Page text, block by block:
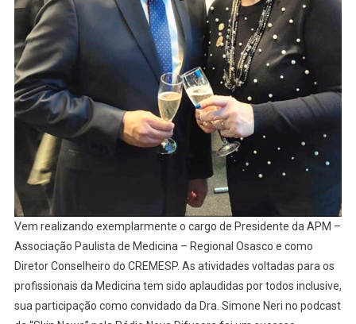
Vem realizando exemplarmente o cargo de Presidente da APM –
Associação Paulista de Medicina – Regional Osasco e como
Diretor Conselheiro do CREMESP. As atividades voltadas para os
profissionais da Medicina tem sido aplaudidas por todos inclusive,
sua participação como convidado da Dra. Simone Neri no podcast